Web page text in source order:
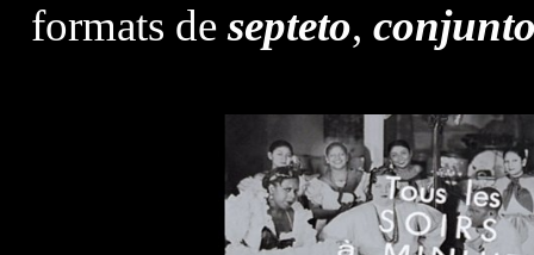
formats desepteto,